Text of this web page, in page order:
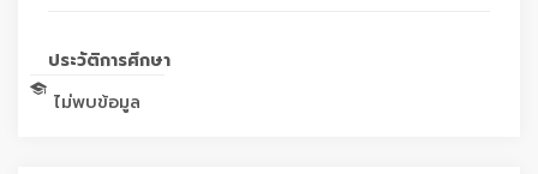
ประวัติการศึกษา
ไม่พบข้อมูล